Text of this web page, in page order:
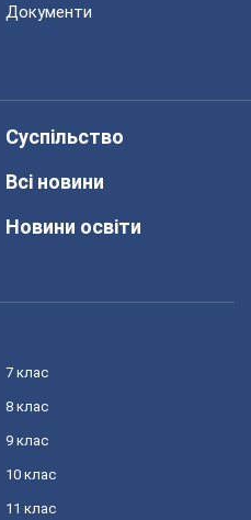
Документи
Суспільство
Всі новини
Новини освіти
7 клас
8 клас
9 клас
10 клас
11 клас